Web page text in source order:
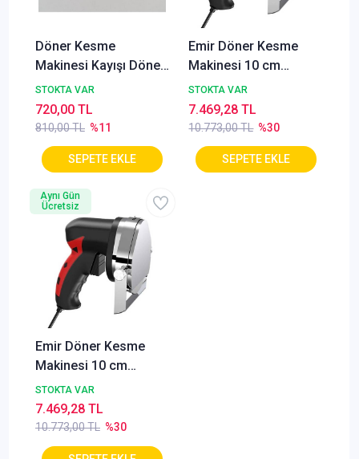
Döner Kesme
Makinesi Kayışı Döner
Kesme Makinası
Yedek Kayış 213-3M
STOKTA VAR
810,00 TL %11
720,00 TL
Emir Döner Kesme
Makinesi 10 cm
+Yedek Bıçak
STOKTA VAR
10.773,00 TL %30
7.469,28 TL
Emir Döner Kesme
Makinesi 10 cm
+Yedek Bıçaklı
STOKTA VAR
10.773,00 TL %30
7.469,28 TL
Aynı Gün
Ücretsiz